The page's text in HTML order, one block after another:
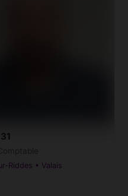
Riddes • Valais